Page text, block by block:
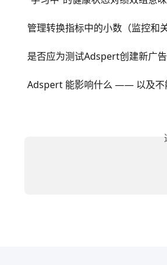
管理转换指标中的小数（监控和
是否应为测试Adspert创建新广告
Adspert 能影响什么 —— 以及不